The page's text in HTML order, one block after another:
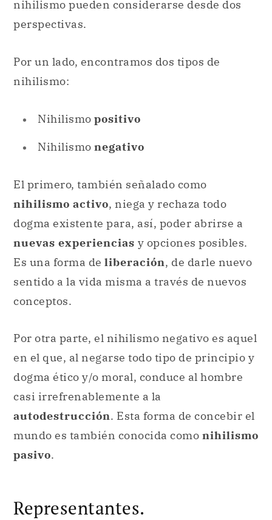
nihilismo pueden considerarse desde dos
perspectivas.
Por un lado, encontramos dos tipos de
nihilismo:
Nihilismo positivo
Nihilismo negativo
El primero, también señalado como
nihilismo activo, niega y rechaza todo
dogma existente para, así, poder abrirse a
nuevas experiencias y opciones posibles.
Es una forma de liberación, de darle nuevo
sentido a la vida misma a través de nuevos
conceptos.
Por otra parte, el nihilismo negativo es aquel
en el que, al negarse todo tipo de principio y
dogma ético y/o moral, conduce al hombre
casi irrefrenablemente a la
autodestrucción. Esta forma de concebir el
mundo es también conocida como nihilismo
pasivo.
Representantes.